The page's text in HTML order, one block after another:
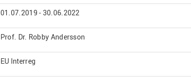
01.07.2019 - 30.06.2022
Prof. Dr. Robby Andersson
EU Interreg